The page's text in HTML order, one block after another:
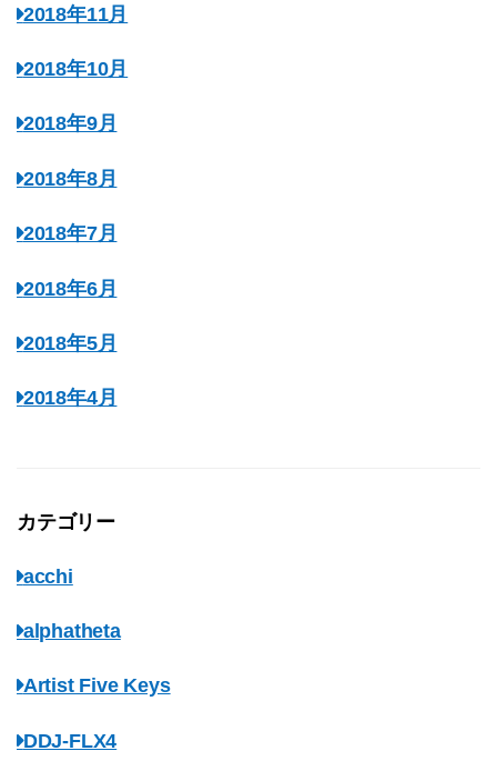
2018年11月
2018年10月
2018年9月
2018年8月
2018年7月
2018年6月
2018年5月
2018年4月
カテゴリー
acchi
alphatheta
Artist Five Keys
DDJ-FLX4